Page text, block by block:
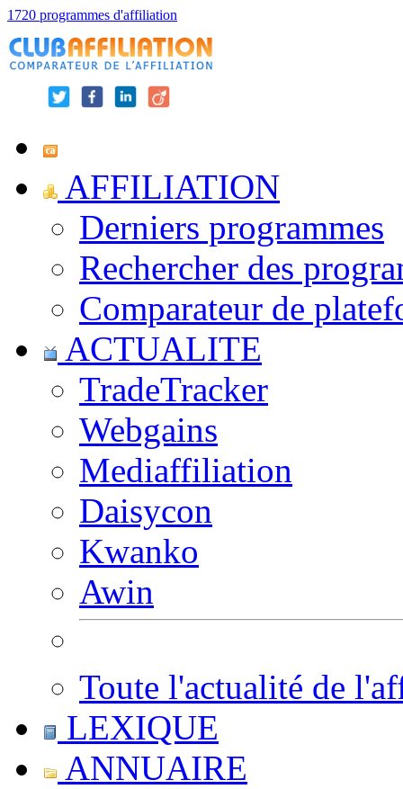
1720 programmes d'affiliation
AFFILIATION
Derniers programmes
Rechercher des
Comparateur de
ACTUALITE
TradeTracker
Webgains
Mediaffiliation
Daisycon
Kwanko
Awin
Toute l'actualité de
LEXIQUE
ANNUAIRE